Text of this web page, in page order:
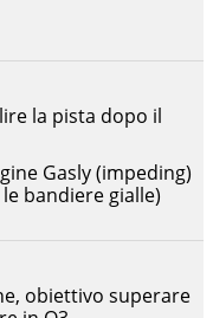
obiettivo superare
la pista dopo il
Gasly (impeding)
bandiere gialle)